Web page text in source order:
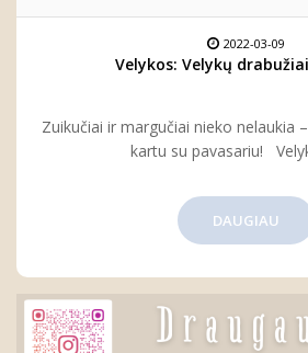
2022-03-09
Velykos: Velykų
Zuikučiai ir margučiai nieko nelaukia
kartu su pavasariu!
DAUGIAU